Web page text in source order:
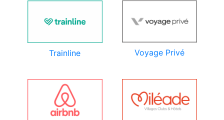
Trainline Voyage Privé